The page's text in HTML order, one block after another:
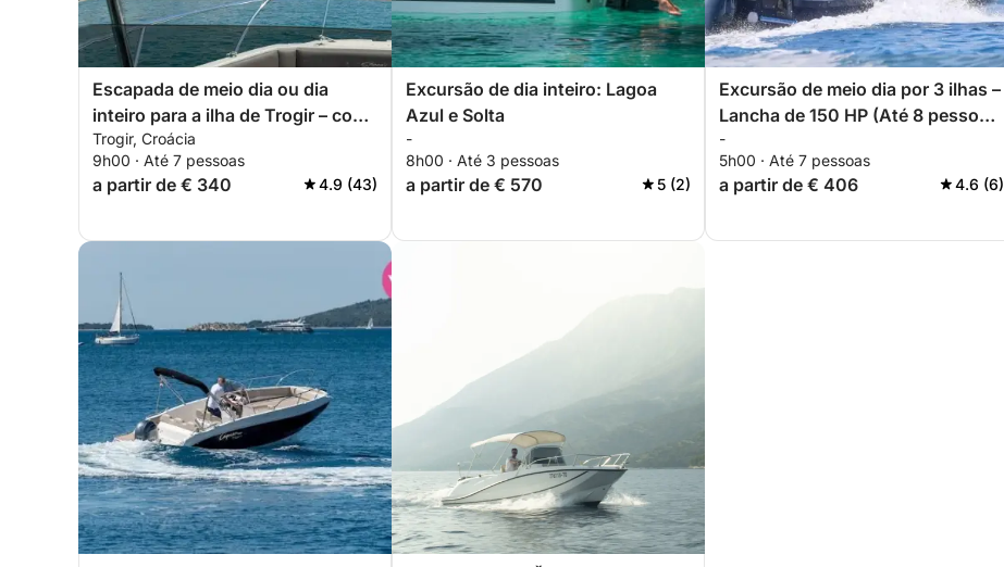
Escapada de meio dia ou dia
inteiro para a ilha de Trogir – com
ou sem capitão
Trogir, Croácia
9h00 · Até 7 pessoas
a partir de € 340 4.9 (43)
Excursão de dia inteiro: Lagoa
Azul e Solta
-
8h00 · Até 3 pessoas
a partir de € 570 5 (2)
Excursão de meio dia por 3 ilhas –
Lancha de 150 HP (Até 8 pessoas,
combustível não incluído)
-
5h00 · Até 7 pessoas
a partir de € 406 4.6 (6)